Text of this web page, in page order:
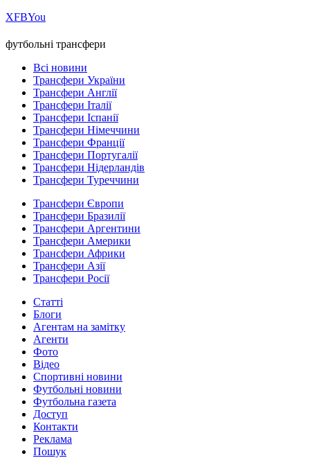
ХFBYou
футбольні трансфери
Всі новини
Трансфери України
Трансфери Англії
Трансфери Італії
Трансфери Іспанії
Трансфери Німеччини
Трансфери Франції
Трансфери Португалії
Трансфери Нідерландів
Трансфери Туреччини
Трансфери Європи
Трансфери Бразилії
Трансфери Аргентини
Трансфери Америки
Трансфери Африки
Трансфери Азії
Трансфери Росії
Статті
Блоги
Агентам на замітку
Агенти
Фото
Відео
Спортивні новини
Футбольні новини
Футбольна газета
Доступ
Контакти
Реклама
Пошук